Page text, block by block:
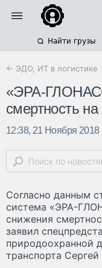
Найти грузы
← ЭДО, ИТ в логистике
«ЭРА-
смертность на
12:38, 21 Ноября 2018
Согласно данным
система «ЭРА-
снижения
заявил
природоохранной
транспорта